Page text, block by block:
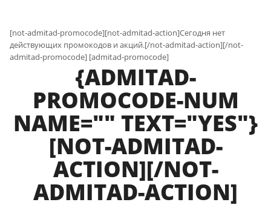
[not-admitad-promocode][not-admitad-action]Сегодня нет
действующих промокодов и акций.[/not-admitad-action][/not-
admitad-promocode] [admitad-promocode]
{ADMITAD-
PROMOCODE-NUM
NAME="" TEXT="YES"}
[NOT-ADMITAD-
ACTION][/NOT-
ADMITAD-ACTION]